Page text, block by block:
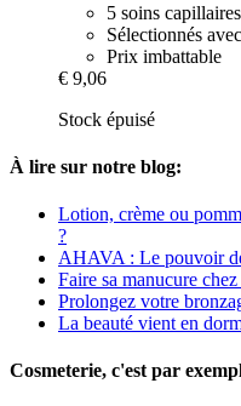
5 soins capillaires
Sélectionnés
Prix imbattable
€ 9,06
Stock épuisé
À lire sur notre blog:
Lotion, crème ou
?
AHAVA : Le pouvoir
Faire sa manucure
Prolongez votre
La beauté vient en
Cosmeterie, c'est par